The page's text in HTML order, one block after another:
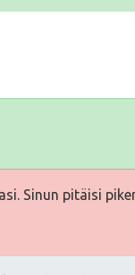
Sinun pitäisi